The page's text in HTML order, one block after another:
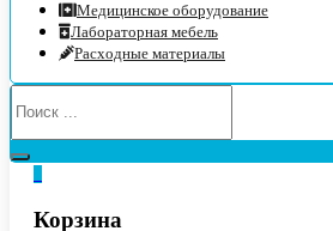
Медицинское оборудование
Лабораторная мебель
Расходные материалы
Корзина